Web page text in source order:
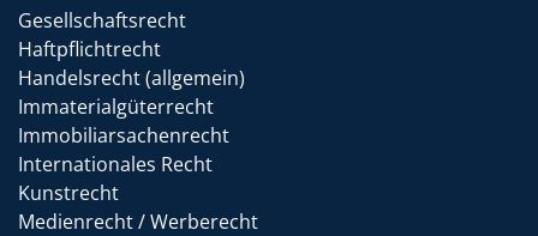
Gesellschaftsrecht
Haftpflichtrecht
Handelsrecht (allgemein)
Immaterialgüterrecht
Immobiliarsachenrecht
Internationales Recht
Kunstrecht
Medienrecht / Werberecht